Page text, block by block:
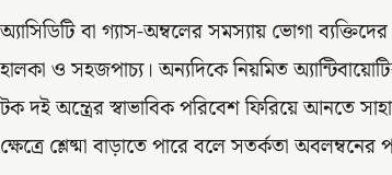
অ্যাসিডিটি বা গ্যাস-অম্বলের সমস্যায় ভোগা
হালকা ও সহজপাচ্য। অন্যদিকে নিয়মিত
টক দই অন্ত্রের স্বাভাবিক পরিবেশ ফিরিয়ে আনতে
ক্ষেত্রে শ্লেষ্মা বাড়াতে পারে বলে সতর্কতা অবলম্বনের